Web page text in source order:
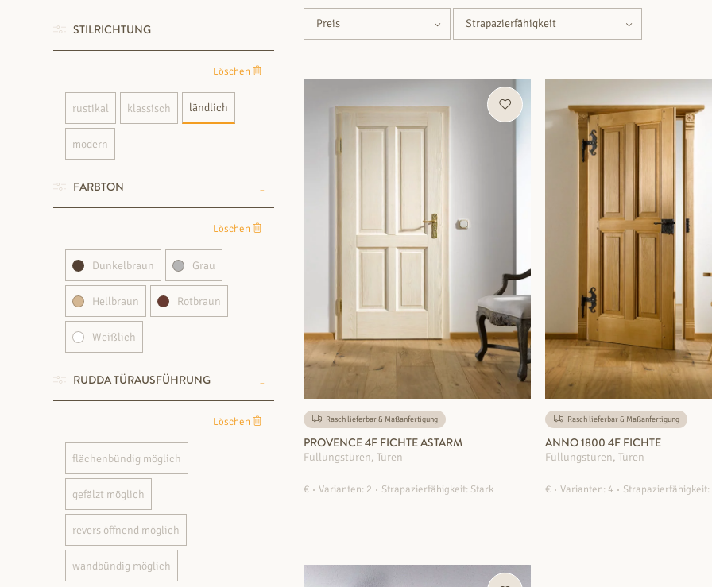
STILRICHTUNG
Löschen
rustikal klassisch ländlich
modern
FARBTON
Löschen
Dunkelbraun Grau
Hellbraun Rotbraun
Weißlich
RUDDA TÜRAUSFÜHRUNG
Löschen
flächenbündig möglich
gefälzt möglich
revers öffnend möglich
wandbündig möglich
Rasch lieferbar & Maßanfertigung
PROVENCE 4F FICHTE ASTARM
Füllungstüren, Türen
€ Varianten: 2 Strapazierfähigkeit: Stark
Rasch lieferbar & Maßanfertigung
ANNO 1800 4F FICHTE
Füllungstüren, Türen
€ Varianten: 4 Strapazierfähigkeit: